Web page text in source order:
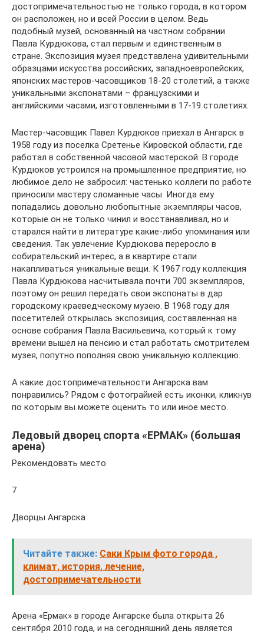
достопримечательностью не только города, в котором
он расположен, но и всей России в целом. Ведь
подобный музей, основанный на частном собрании
Павла Курдюкова, стал первым и единственным в
стране. Экспозиция музея представлена удивительными
образцами искусства российских, западноевропейских,
японских мастеров-часовщиков 18-20 столетий, а также
уникальными экспонатами – французскими и
английскими часами, изготовленными в 17-19 столетиях.
Мастер-часовщик Павел Курдюков приехал в Ангарск в
1958 году из поселка Сретенье Кировской области, где
работал в собственной часовой мастерской. В городе
Курдюков устроился на промышленное предприятие, но
любимое дело не забросил: частенько коллеги по работе
приносили мастеру сломанные часы. Иногда ему
попадались довольно любопытные экземпляры часов,
которые он не только чинил и восстанавливал, но и
старался найти в литературе какие-либо упоминания или
сведения. Так увлечение Курдюкова переросло в
собирательский интерес, а в квартире стали
накапливаться уникальные вещи. К 1967 году коллекция
Павла Курдюкова насчитывала почти 700 экземпляров,
поэтому он решил передать свои экспонаты в дар
городскому краеведческому музею. В 1968 году для
посетителей открылась экспозиция, составленная на
основе собрания Павла Васильевича, который к тому
времени вышел на пенсию и стал работать смотрителем
музея, попутно пополняя свою уникальную коллекцию.
А какие достопримечательности Ангарска вам
понравились? Рядом с фотограйией есть иконки, кликнув
по которым вы можете оценить то или иное место.
Ледовый дворец спорта «ЕРМАК» (большая
арена)
Рекомендовать место
7
Дворцы Ангарска
Читайте также: Саки Крым фото города ,
климат, история, лечение,
достопримечательности
Арена «Ермак» в городе Ангарске была открыта 26
сентября 2010 года, и на сегодняшний день является